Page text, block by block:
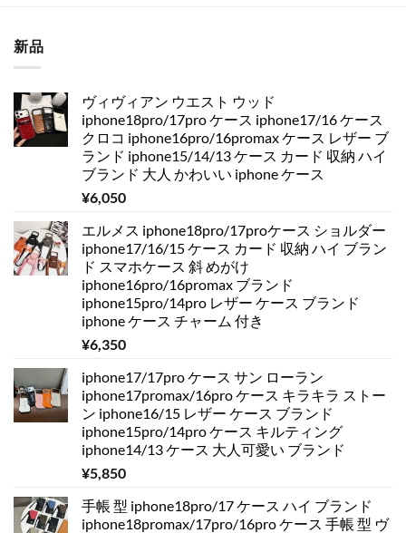
新品
ヴィヴィアン ウエスト ウッド
iphone18pro/17pro ケース iphone17/16 ケース
クロコ iphone16pro/16promax ケース レザー ブ
ランド iphone15/14/13 ケース カード 収納 ハイ
ブランド 大人 かわいい iphone ケース
¥6,050
エルメス iphone18pro/17proケース ショルダー
iphone17/16/15 ケース カード 収納 ハイ ブラン
ド スマホケース 斜 めがけ
iphone16pro/16promax ブランド
iphone15pro/14pro レザー ケース ブランド
iphone ケース チャーム 付き
¥6,350
iphone17/17pro ケース サン ローラン
iphone17promax/16pro ケース キラキラ ストー
ン iphone16/15 レザー ケース ブランド
iphone15pro/14pro ケース キルティング
iphone14/13 ケース 大人可愛い ブランド
¥5,850
手帳 型 iphone18pro/17 ケース ハイ ブランド
iphone18promax/17pro/16pro ケース 手帳 型 ヴ